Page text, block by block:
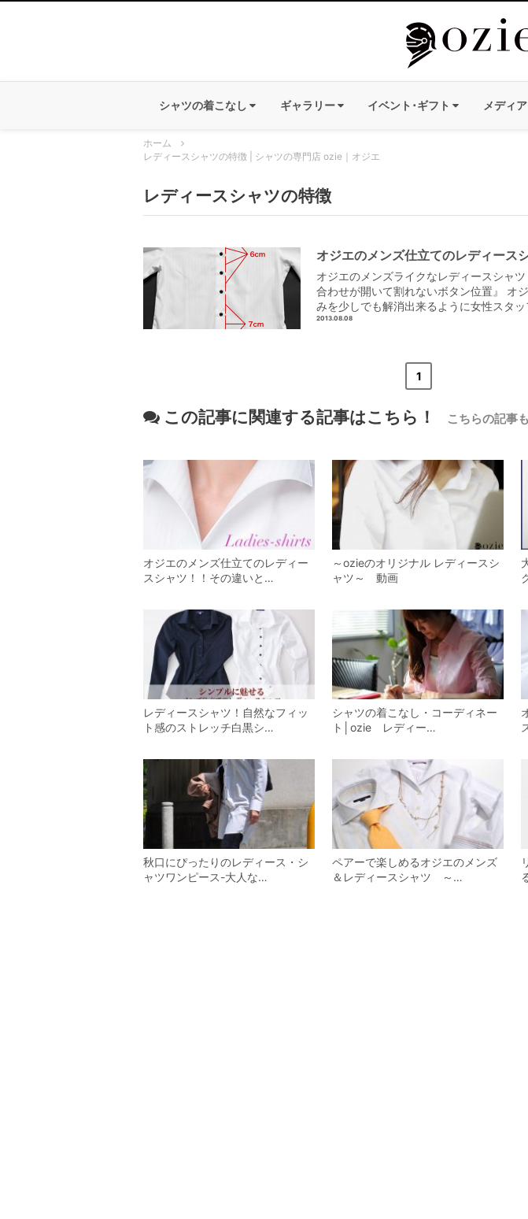
シャツの着こなし ギャラリー イベント･ギフト メディア
ホーム
レディースシャツの特徴 | シャツの専門店 ozie｜オジエ
レディースシャツの特徴
オジエのメンズ仕立てのレディース
オジエのメンズライクなレディースシャ
合わせが開いて割れないボタン位置』 オ
みを少しでも解消出来るように女性スタ
2013.08.08
1
この記事に関連する記事はこちら！ こちらの記事
オジエのメンズ仕立てのレディー
スシャツ！！その違いと…
～ozieのオリジナル レディースシ
ャツ～ 動画
レディースシャツ！自然なフィッ
ト感のストレッチ白黒シ…
シャツの着こなし・コーディネー
ト│ozie レディー…
秋口にぴったりのレディース・シ
ャツワンピース-大人な…
ペアーで楽しめるオジエのメンズ
＆レディースシャツ ～…